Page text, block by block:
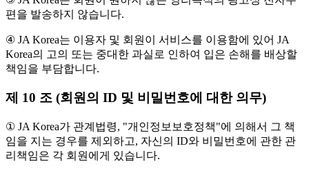
편을 발송하지 않습니다.
④ JA Korea는 이용자 및 회원이 서비스를 이용함에 있어 JA
Korea의 고의 또는 중대한 과실로 인하여 입은 손해를 배상할
책임을 부담합니다.
제 10 조 (회원의 ID 및 비밀번호에 대한 의무)
① JA Korea가 관계법령, "개인정보보호정책"에 의해서 그 책
임을 지는 경우를 제외하고, 자신의 ID와 비밀번호에 관한 관
리책임은 각 회원에게 있습니다.